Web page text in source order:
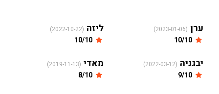
ערן (2023-01-06) ליזה (2022-10-22)
יבגניה (2022-03-12) מאדי (2019-11-13)